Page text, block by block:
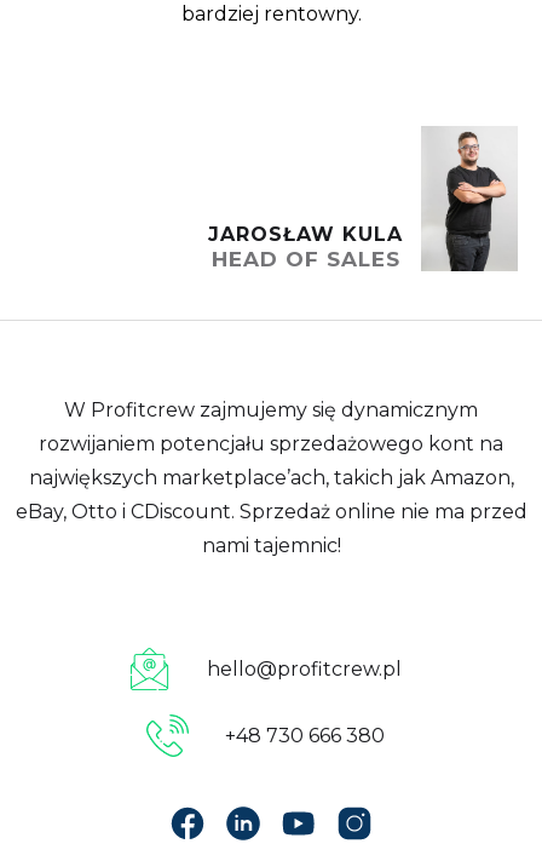
bardziej rentowny.
JAROSŁAW KULA
HEAD OF SALES
W Profitcrew zajmujemy się dynamicznym
rozwijaniem potencjału sprzedażowego kont na
największych marketplace’ach, takich jak Amazon,
eBay, Otto i CDiscount. Sprzedaż online nie ma przed
nami tajemnic!
hello@profitcrew.pl
+48 730 666 380